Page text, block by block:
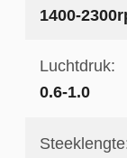
1400-
Luchtdruk:
0.6-1.0